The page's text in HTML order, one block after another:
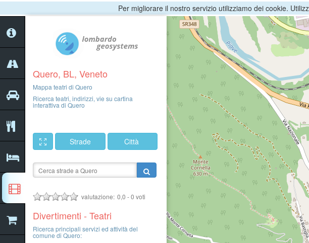
Per migliorare il nostro servizio utilizziamo dei cookie.
Quero, BL, Veneto
Mappa teatri di Quero
Ricerca teatri, indirizzi, vie su cartina
interattiva di Quero
Strade Città
valutazione: 0,0 -0 voti
Divertimenti - Teatri
Ricerca principali servizi ed attività del
comune di Quero: